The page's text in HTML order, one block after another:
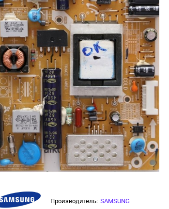
Производитель: SAMSUNG